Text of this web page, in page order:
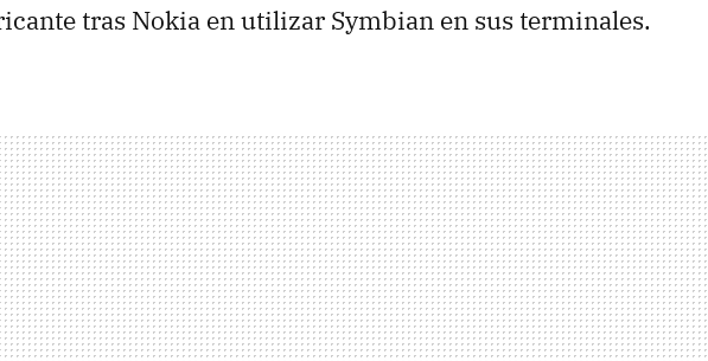
tras Nokia en utilizar Symbian en sus terminales.